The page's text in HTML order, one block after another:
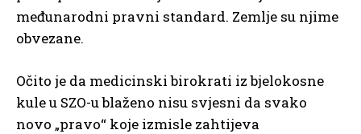
međunarodni pravni standard. Zemlje su njime
obvezane.
Očito je da medicinski birokrati iz bjelokosne
kule u SZO-u blaženo nisu svjesni da svako
novo „pravo“ koje izmisle zahtijeva